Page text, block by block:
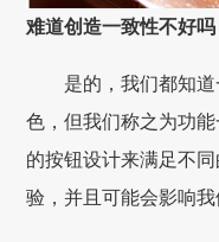
难道创造一致性不好吗
是的，我们都知
色，但我们称之为功
的按钮设计来满足不
验，并且可能会影响我